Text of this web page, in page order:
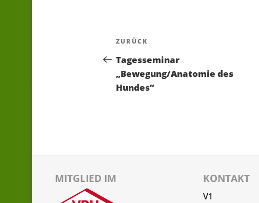
Beitragsnavigation
Vorheriger
Beitrag
ZURÜCK
Tagesseminar
„Bewegung/Anatomie des
Hundes“
MITGLIED IM KONTAKT
V1